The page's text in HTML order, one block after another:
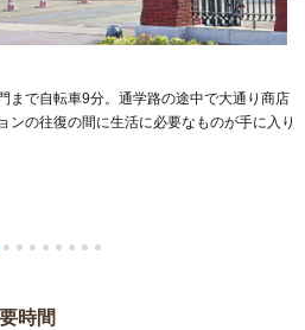
まで自転車9分。通学路の途中で大通り商店
ンの往復の間に生活に必要なものが手に入り
時間